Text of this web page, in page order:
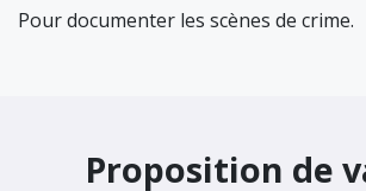
Pour documenter les scènes de crime.
Proposition de